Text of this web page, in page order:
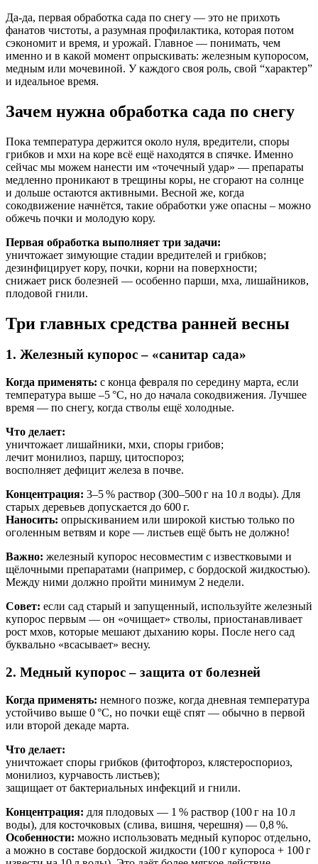
Да‑да, первая обработка сада по снегу — это не прихоть
фанатов чистоты, а разумная профилактика, которая потом
сэкономит и время, и урожай. Главное — понимать, чем
именно и в какой момент опрыскивать: железным купоросом,
медным или мочевиной. У каждого своя роль, свой “характер”
и идеальное время.
Зачем нужна обработка сада по снегу
Пока температура держится около нуля, вредители, споры
грибков и мхи на коре всё ещё находятся в спячке. Именно
сейчас мы можем нанести им «точечный удар» — препараты
медленно проникают в трещины коры, не сгорают на солнце
и дольше остаются активными. Весной же, когда
сокодвижение начнётся, такие обработки уже опасны – можно
обжечь почки и молодую кору.
Первая обработка выполняет три задачи:
уничтожает зимующие стадии вредителей и грибков;
дезинфицирует кору, почки, корни на поверхности;
снижает риск болезней — особенно парши, мха, лишайников,
плодовой гнили.
Три главных средства ранней весны
1. Железный купорос – «санитар сада»
Когда применять: с конца февраля по середину марта, если
температура выше –5 °C, но до начала сокодвижения. Лучшее
время — по снегу, когда стволы ещё холодные.
Что делает:
уничтожает лишайники, мхи, споры грибов;
лечит монилиоз, паршу, цитоспороз;
восполняет дефицит железа в почве.
Концентрация: 3–5 % раствор (300–500 г на 10 л воды). Для
старых деревьев допускается до 600 г.
Наносить: опрыскиванием или широкой кистью только по
оголенным ветвям и коре — листьев ещё быть не должно!
Важно: железный купорос несовместим с известковыми и
щёлочными препаратами (например, с бордоской жидкостью).
Между ними должно пройти минимум 2 недели.
Совет: если сад старый и запущенный, используйте железный
купорос первым — он «очищает» стволы, приостанавливает
рост мхов, которые мешают дыханию коры. После него сад
буквально «всасывает» весну.
2. Медный купорос – защита от болезней
Когда применять: немного позже, когда дневная температура
устойчиво выше 0 °C, но почки ещё спят — обычно в первой
или второй декаде марта.
Что делает:
уничтожает споры грибков (фитофтороз, клястероспориоз,
монилиоз, курчавость листьев);
защищает от бактериальных инфекций и гнили.
Концентрация: для плодовых — 1 % раствор (100 г на 10 л
воды), для косточковых (слива, вишня, черешня) — 0,8 %.
Особенности: можно использовать медный купорос отдельно,
а можно в составе бордоской жидкости (100 г купороса + 100 г